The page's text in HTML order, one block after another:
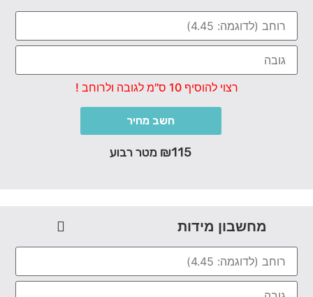
רצוי להוסיף 10 ס"מ לגובה ולרוחב !
חשב מחיר
₪115 מטר רבוע
מחשבון מידות